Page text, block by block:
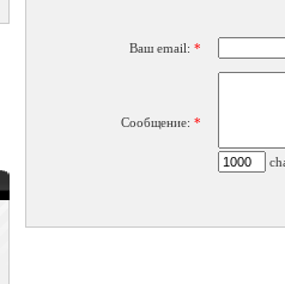
Ваш email: *
Сообщение: *